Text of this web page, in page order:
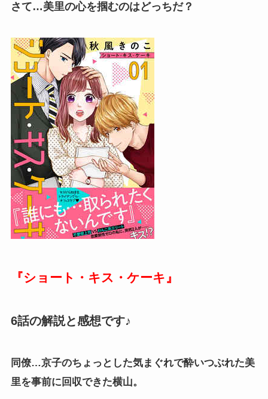
さて…美里の心を掴むのはどっちだ？
『ショート・キス・ケーキ』
6話の解説と感想です♪
同僚…京子のちょっとした気まぐれで酔いつぶれた美
里を事前に回収できた横山。